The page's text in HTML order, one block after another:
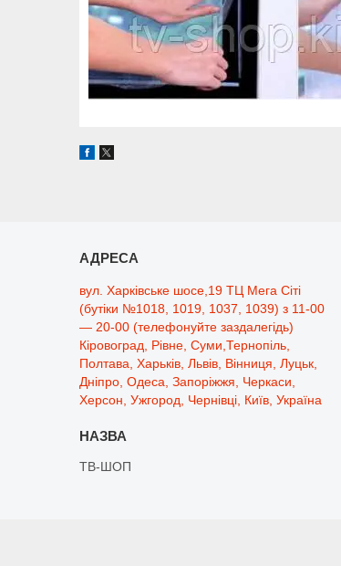
вул. Харківське шосе,19 ТЦ Мега Сіті
(бутіки №1018, 1019, 1037, 1039) з 11-00
— 20-00 (телефонуйте заздалегідь)
Кіровоград, Рівне, Суми,Тернопіль,
Полтава, Харьків, Львів, Вінниця, Луцьк,
Дніпро, Одеса, Запоріжжя, Черкаси,
Херсон, Ужгород, Чернівці, Київ, Україна
ТВ-ШОП